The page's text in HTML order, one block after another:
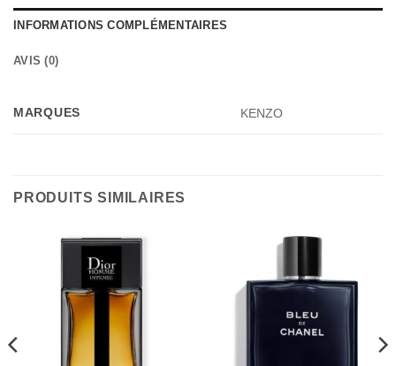
INFORMATIONS COMPLÉMENTAIRES
AVIS (0)
MARQUES KENZO
PRODUITS SIMILAIRES